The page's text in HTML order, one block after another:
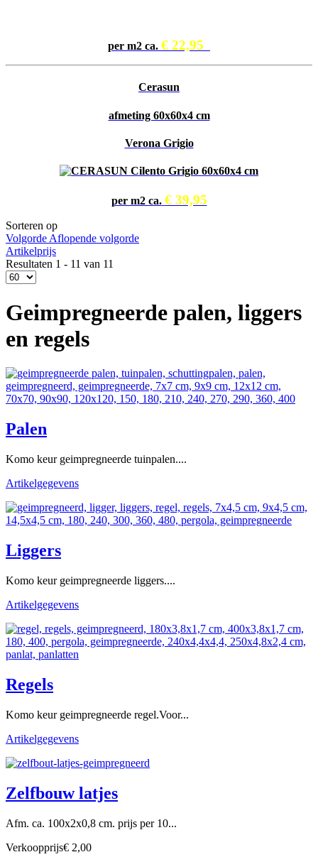
per m2 ca. € 22,95
Cerasun
afmeting 60x60x4 cm
Verona Grigio
per m2 ca. € 39,95
Sorteren op
Volgorde Aflopende volgorde
Artikelprijs
Resultaten 1 - 11 van 11
Geimpregneerde palen, liggers
en regels
Palen
Komo keur geimpregneerde tuinpalen....
Artikelgegevens
Liggers
Komo keur geimpregneerde liggers....
Artikelgegevens
Regels
Komo keur geimpregneerde regel.Voor...
Artikelgegevens
Zelfbouw latjes
Afm. ca. 100x2x0,8 cm. prijs per 10...
Verkoopprijs€ 2,00